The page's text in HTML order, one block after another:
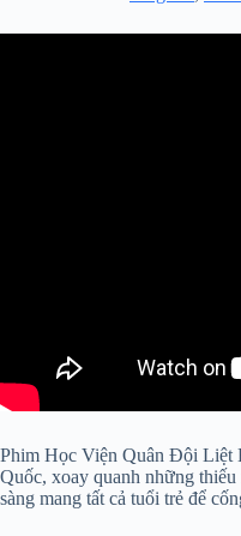
Phim Học Viện Quân Đội Liệt
Quốc, xoay quanh những
sàng mang tất cả tuổi trẻ để